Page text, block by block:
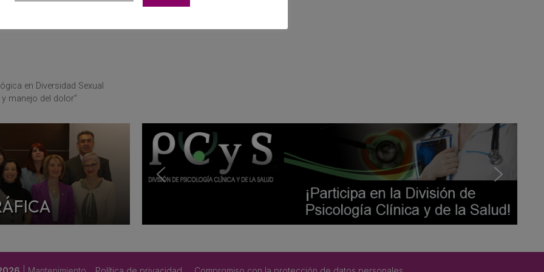
en Diversidad Sexual
manejo del dolor”